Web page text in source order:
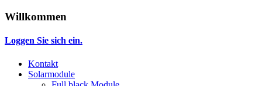
Willkommen
Loggen Sie sich ein.
Kontakt
Solarmodule